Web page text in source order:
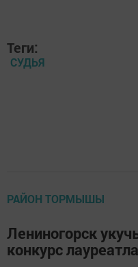
Теги:
СУДЬЯ
РАЙОН ТОРМЫШЫ
Лениногорск
конкурс